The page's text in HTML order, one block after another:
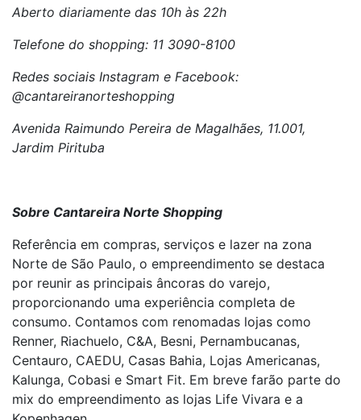
Aberto diariamente das 10h às 22h
Telefone do shopping: 11 3090-8100
Redes sociais Instagram e Facebook:
@cantareiranorteshopping
Avenida Raimundo Pereira de Magalhães, 11.001,
Jardim Pirituba
Sobre Cantareira Norte Shopping
Referência em compras, serviços e lazer na zona
Norte de São Paulo, o empreendimento se destaca
por reunir as principais âncoras do varejo,
proporcionando uma experiência completa de
consumo. Contamos com renomadas lojas como
Renner, Riachuelo, C&A, Besni, Pernambucanas,
Centauro, CAEDU, Casas Bahia, Lojas Americanas,
Kalunga, Cobasi e Smart Fit. Em breve farão parte do
mix do empreendimento as lojas Life Vivara e a